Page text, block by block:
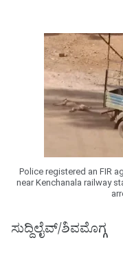
Police registered an FIR
near Kenchanala railway
ಸುದ್ದಿಲೈವ್/ಶಿವಮೊಗ್ಗ